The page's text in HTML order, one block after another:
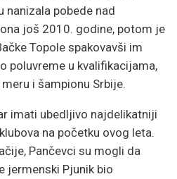
nanizala pobede nad
još 2010. godine, potom je
Topole spakovavši im
poluvreme u kvalifikacijama,
i šampionu Srbije.
imati ubedljivo najdelikatniji
na početku ovog leta.
Pančevci su mogli da
jermenski Pjunik bio